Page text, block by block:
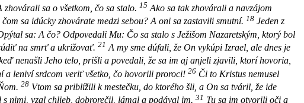
zhovárali sa o všetkom, čo sa stalo. 15 Ako sa tak zhovárali a navzájom
sa idúcky zhovárate medzi sebou? A oni sa zastavili smutní. 18 Jeden z
sa: A čo? Odpovedali Mu: Čo sa stalo s Ježišom Nazaretským, ktorý bol
na smrť a ukrižovať. 21 A my sme dúfali, že On vykúpi Izrael, ale dnes je
nenašli Jeho telo, prišli a povedali, že sa im aj anjeli zjavili, ktorí hovoria,
a leniví srdcom veriť všetko, čo hovorili proroci! 26 Či to Kristus nemusel
28 Vtom sa priblížili k mestečku, do ktorého šli, a On sa tváril, že ide
s nimi, vzal chlieb, dobrorečil, lámal a podával im. 31 Tu sa im otvorili oči a